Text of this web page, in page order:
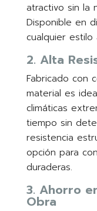
atractivo sin la
Disponible en
cualquier estilo
2. Alta
Fabricado con
material es
climáticas
tiempo sin
resistencia
opción para
duraderas.
3. Ahorro
Obra